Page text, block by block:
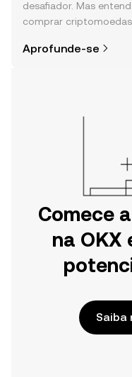
desafiador. Mas
comprar
especialmente quando
Aprofunde-se
Comece
na OKX
Saiba